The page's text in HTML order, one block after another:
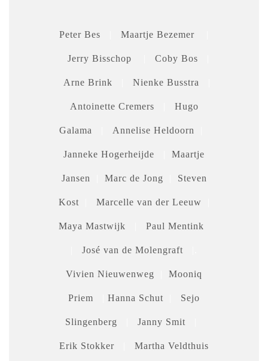
Peter Bes Maartje Bezemer
Jerry Bisschop Coby Bos
Arne Brink Nienke Busstra
Antoinette Cremers Hugo
Galama Annelise Heldoorn
Janneke Hogerheijde Maartje
Jansen Marc de Jong Steven
Kost Marcelle van der Leeuw
Maya Mastwijk Paul Mentink
José van de Molengraft
Vivien Nieuwenweg Mooniq
Priem Hanna Schut Sejo
Slingenberg Janny Smit
Erik Stokker Martha Veldthuis